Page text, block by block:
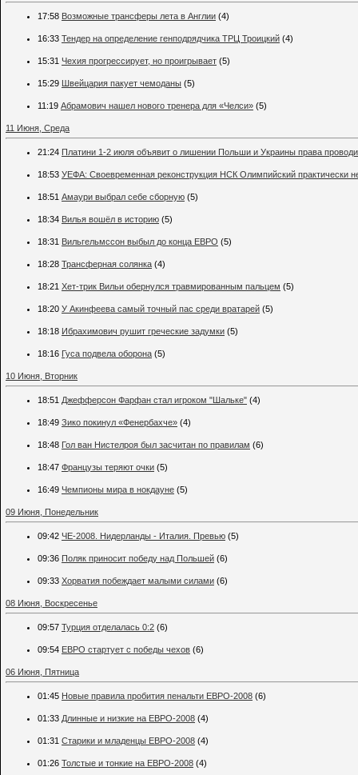
17:58 Возможные трансферы лета в Англии (4)
16:33 Тендер на определение генподрядчика ТРЦ Троицкий (4)
15:31 Чехия прогрессирует, но проигрывает (5)
15:29 Швейцария пакует чемоданы (5)
11:19 Абрамович нашел нового тренера для «Челси» (5)
11 Июня, Среда
21:24 Платини 1-2 июля объявит о лишении Польши и Украины права
18:53 УЕФА: Своевременная реконструкция НСК Олимпийский практически
18:51 Амаури выбрал себе сборную (5)
18:34 Вилья вошёл в историю (5)
18:31 Вильгельмссон выбыл до конца ЕВРО (5)
18:28 Трансферная солянка (4)
18:21 Хет-трик Вильи обернулся травмированным пальцем (5)
18:20 У Акинфеева самый точный пас среди вратарей (5)
18:18 Ибрахимович рушит греческие задумки (5)
18:16 Гуса подвела оборона (5)
10 Июня, Вторник
18:51 Джефферсон Фарфан стал игроком "Шальке" (4)
18:49 Зико покинул «Фенербахче» (4)
18:48 Гол ван Нистелроя был засчитан по правилам (6)
18:47 Французы теряют очки (5)
16:49 Чемпионы мира в нокдауне (5)
09 Июня, Понедельник
09:42 ЧЕ-2008. Нидерланды - Италия. Превью (5)
09:36 Поляк приносит победу над Польшей (6)
09:33 Хорватия побеждает малыми силами (6)
08 Июня, Воскресенье
09:57 Турция отделалась 0:2 (6)
09:54 ЕВРО стартует с победы чехов (6)
06 Июня, Пятница
01:45 Новые правила пробития пенальти ЕВРО-2008 (6)
01:33 Длинные и низкие на ЕВРО-2008 (4)
01:31 Старики и младенцы ЕВРО-2008 (4)
01:26 Толстые и тонкие на ЕВРО-2008 (4)